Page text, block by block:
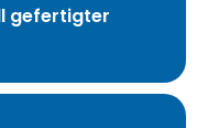
gefertigter